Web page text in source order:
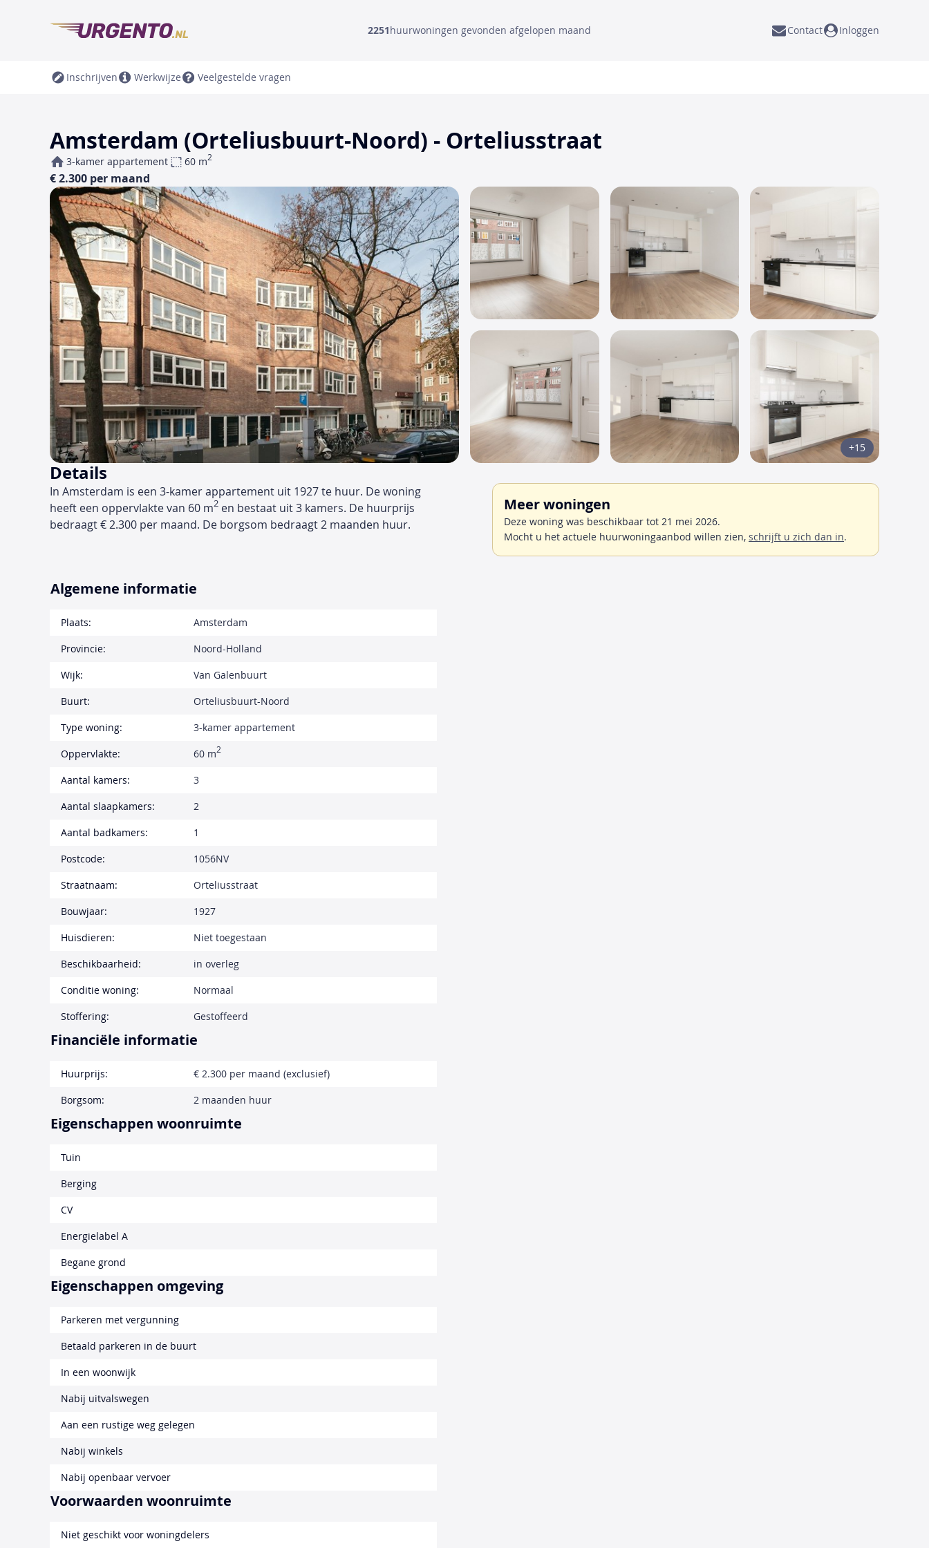
2251huurwoningen gevonden afgelopen maand Contact Inloggen
Inschrijven Werkwijze Veelgestelde vragen
Amsterdam (Orteliusbuurt-Noord) - Orteliusstraat
3-kamer appartement 60 m2
€ 2.300 per maand
+15
Details
In Amsterdam is een 3-kamer appartement uit 1927 te huur. De woning
heeft een oppervlakte van 60 m2 en bestaat uit 3 kamers. De huurprijs
bedraagt € 2.300 per maand. De borgsom bedraagt 2 maanden huur.
Meer woningen
Deze woning was beschikbaar tot 21 mei 2026.
Mocht u het actuele huurwoningaanbod willen zien, schrijft u zich dan in.
Algemene informatie
Plaats:
Amsterdam
Provincie:
Noord-Holland
Wijk:
Van Galenbuurt
Buurt:
Orteliusbuurt-Noord
Type woning:
3-kamer appartement
Oppervlakte:
60 m2
Aantal kamers:
3
Aantal slaapkamers:
2
Aantal badkamers:
1
Postcode:
1056NV
Straatnaam:
Orteliusstraat
Bouwjaar:
1927
Huisdieren:
Niet toegestaan
Beschikbaarheid:
in overleg
Conditie woning:
Normaal
Stoffering:
Gestoffeerd
Financiële informatie
Huurprijs:
€ 2.300 per maand (exclusief)
Borgsom:
2 maanden huur
Eigenschappen woonruimte
Tuin
Berging
CV
Energielabel A
Begane grond
Eigenschappen omgeving
Parkeren met vergunning
Betaald parkeren in de buurt
In een woonwijk
Nabij uitvalswegen
Aan een rustige weg gelegen
Nabij winkels
Nabij openbaar vervoer
Voorwaarden woonruimte
Niet geschikt voor woningdelers